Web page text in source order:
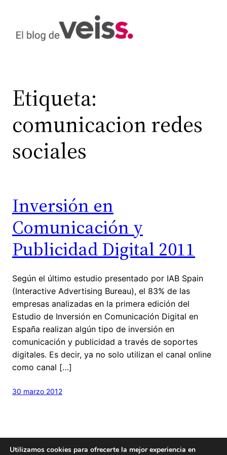
contenido
Etiqueta:
comunicacion redes
sociales
Inversión en
Comunicación y
Publicidad Digital 2011
Según el último estudio presentado por IAB Spain
(Interactive Advertising Bureau), el 83% de las
empresas analizadas en la primera edición del
Estudio de Inversión en Comunicación Digital en
España realizan algún tipo de inversión en
comunicación y publicidad a través de soportes
digitales. Es decir, ya no solo utilizan el canal online
como canal […]
30 marzo 2012
Utilizamos cookies para ofrecerte la mejor experiencia en